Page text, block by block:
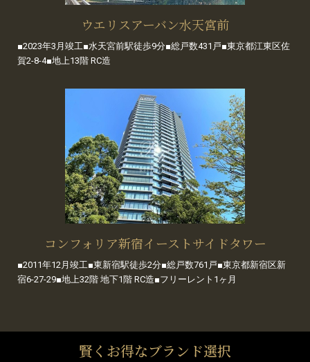
ウエリスアーバン水天宮前
■2023年3月竣工■水天宮前駅徒歩9分■総戸数431戸■東京都江東区佐
賀2-8-4■地上13階 RC造
コンフォリア新宿イーストサイドタワー
■2011年12月竣工■東新宿駅徒歩2分■総戸数761戸■東京都新宿区新
宿6-27-29■地上32階 地下1階 RC造■フリーレント1ヶ月
賢くお得なブランド選択